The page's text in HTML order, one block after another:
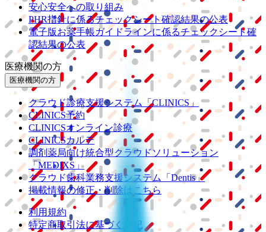
安心安全への取り組み
PHR指針に係るチェックシート確認結果の公表
電子版お薬手帳ガイドラインに係るチェックシート確
認結果の公表
医療機関の方
医療機関の方
クラウド診療支援システム
「CLINICS」
CLINICS予約
CLINICSオンライン診療
CLINICSカルテ
調剤薬局向け統合型クラウドソリューション
「MEDIXS」
クラウド歯科業務支援システム
「Dentis」
掲載情報の修正・削除はこちら
利用規約
特定商取引法に基づく表記